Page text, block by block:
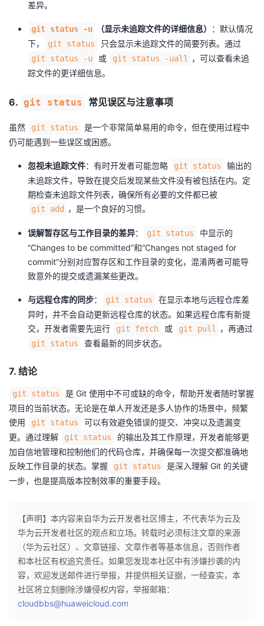
差异。
git status -u （显示未追踪文件的详细信息）
：默认情况
下，
git status 只会显示未追踪文件的简要列表。通过
git status -u 或 git status -uall
，可以查看未追
踪文件的更详细信息。
6. git status 常见误区与注意事项
虽然 git status
是一个非常简单易用的命令，但在使用过程中
仍可能遇到一些误区或困惑。
忽视未追踪文件：有时开发者可能忽略 git status
输出的
未追踪文件，导致在提交后发现某些文件没有被包括在内。定
期检查未追踪文件列表，确保所有必要的文件都已被
git add ，是一个良好的习惯。
误解暂存区与工作目录的差异： git status
中显示的
“Changes to be committed”和“Changes not staged for
commit”分别对应暂存区和工作目录的变化，混淆两者可能导
致意外的提交或遗漏某些更改。
与远程仓库的同步： git status
在显示本地与远程仓库差
异时，并不会自动更新远程仓库的状态。如果远程仓库有新提
交，开发者需要先运行
git fetch 或 git pull ，再通过
git status 查看最新的同步状态。
7. 结论
git status
是 Git 使用中不可或缺的命令，帮助开发者随时掌握
项目的当前状态。无论是在单人开发还是多人协作的场景中，频繁
使用
git status
可以有效避免错误的提交、冲突以及遗漏变
更。通过理解
git status
的输出及其工作原理，开发者能够更
加自信地管理和控制他们的代码仓库，并确保每一次提交都准确地
反映工作目录的状态。掌握
git status
是深入理解 Git 的关键
一步，也是提高版本控制效率的重要手段。
【声明】本内容来自华为云开发者社区博主，不代表华为云及
华为云开发者社区的观点和立场。转载时必须标注文章的来源
（华为云社区）、文章链接、文章作者等基本信息，否则作者
和本社区有权追究责任。如果您发现本社区中有涉嫌抄袭的内
容，欢迎发送邮件进行举报，并提供相关证据，一经查实，本
社区将立刻删除涉嫌侵权内容，举报邮箱：
cloudbbs@huaweicloud.com